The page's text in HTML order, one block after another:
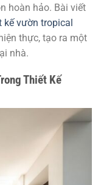
hoàn hảo. Bài viết
kế vườn tropical
thực, tạo ra một
nhà.
Thiết Kế